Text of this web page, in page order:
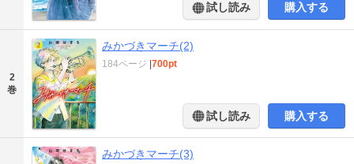
試し読み 購入する
2
巻
みかづきマーチ(2)
184ページ |700pt
試し読み 購入する
みかづきマーチ(3)